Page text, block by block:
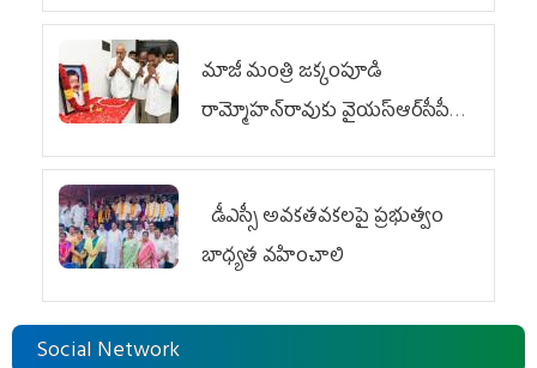
మాజీ మంత్రి జక్కంపూడి
రామ్మోహన్‌రావుకు వైయ‌స్ఆర్‌సీపీ
ఘన నివాళి
డీఎస్సీ అవకతవకలపై ప్రభుత్వం
బాధ్యత వహించాలి
Social Network